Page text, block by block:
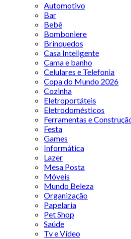
Automotivo
Bar
Bebê
Bomboniere
Brinquedos
Casa Inteligente
Cama e banho
Celulares e Telefonia
Copa do Mundo 2026
Cozinha
Eletroportáteis
Eletrodomésticos
Ferramentas e
Festa
Games
Informática
Lazer
Mesa Posta
Móveis
Mundo Beleza
Organização
Papelaria
Pet Shop
Saúde
Tv e Vídeo